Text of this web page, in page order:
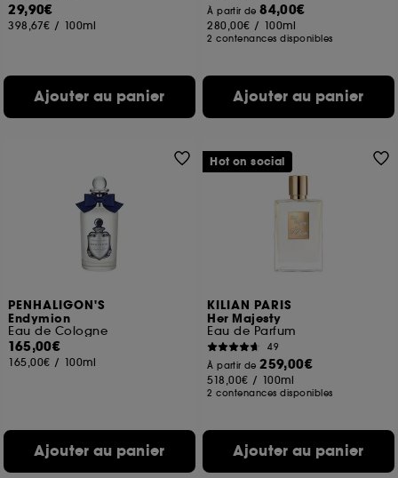
29,90€
398,67€ / 100ml
Ajouter au panier
À partir de84,00€
280,00€ / 100ml
2 contenances disponibles
Ajouter au panier
PENHALIGON'S
Endymion
Eau de Cologne
165,00€
165,00€ / 100ml
Ajouter au panier
KILIAN PARIS
Her Majesty
Eau de Parfum
49
À partir de259,00€
518,00€ / 100ml
2 contenances disponibles
Ajouter au panier
Hot on social